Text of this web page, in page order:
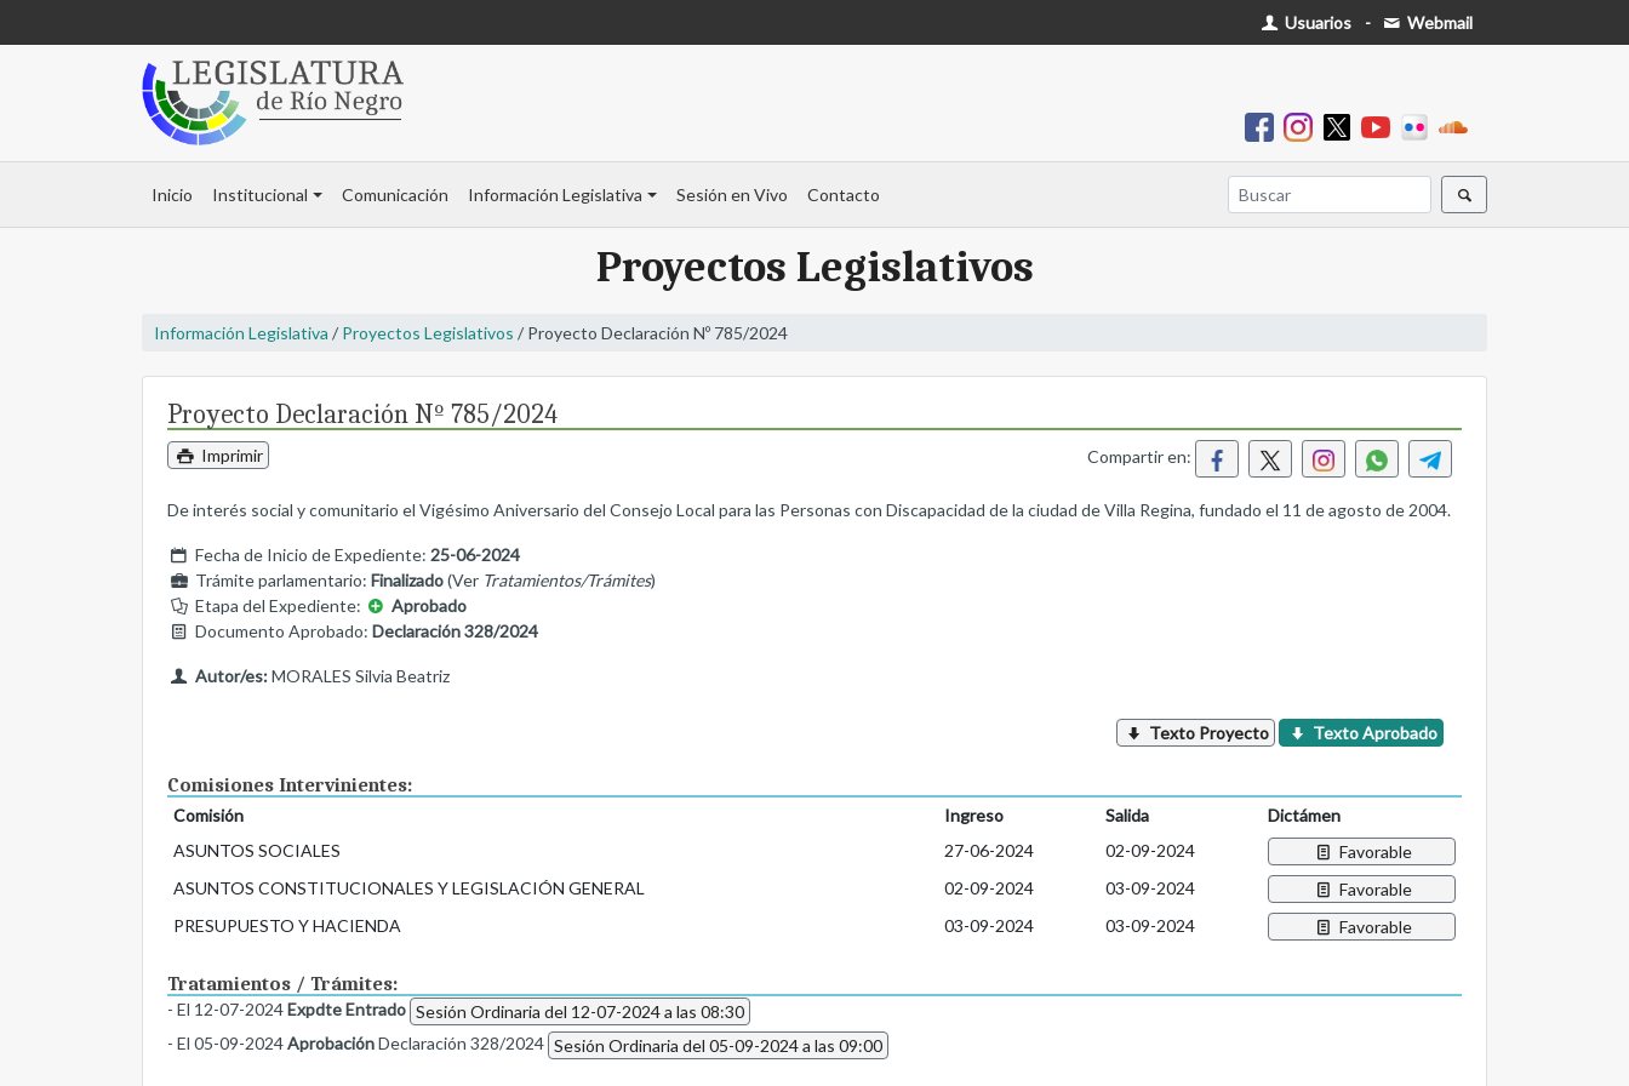
Usuarios - Webmail
Inicio Institucional Comunicación Información Legislativa Sesión en Vivo Contacto
Proyectos Legislativos
Información Legislativa / Proyectos Legislativos / Proyecto Declaración Nº 785/2024
Proyecto Declaración Nº 785/2024
Imprimir Compartir en:
De interés social y comunitario el Vigésimo Aniversario del Consejo Local para las Personas con Discapacidad de la ciudad de Villa Regina, fundado el 11 de agosto de 2004.
Fecha de Inicio de Expediente: 25-06-2024
Trámite parlamentario: Finalizado(Ver Tratamientos/Trámites)
Etapa del Expediente:
Aprobado
Documento Aprobado: Declaración 328/2024
Autor/es:MORALES Silvia Beatriz
Texto Proyecto Texto Aprobado
Comisiones Intervinientes:
Comisión Ingreso Salida
Dictámen
ASUNTOS SOCIALES
27-06-2024 02-09-2024
Favorable
ASUNTOS CONSTITUCIONALES Y LEGISLACIÓN GENERAL
02-09-2024 03-09-2024
Favorable
PRESUPUESTO Y HACIENDA
03-09-2024 03-09-2024 Favorable
Tratamientos / Trámites:
- El 12-07-2024Expdte Entrado Sesión Ordinaria del 12-07-2024 a las 08:30
- El 05-09-2024AprobaciónDeclaración 328/2024 Sesión Ordinaria del 05-09-2024 a las 09:00